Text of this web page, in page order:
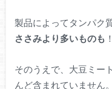
製品によってタンパク
ささみより多いものも ！
そのうえで、大豆ミー
んど含まれていません。